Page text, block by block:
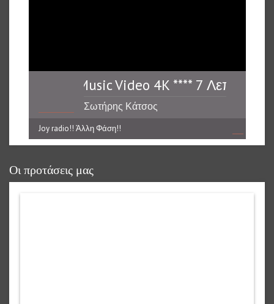
I Official Music Video 4K **** 7 Λεπτά I
Σωτήρης Κάτσος
Joy radio!! Άλλη Φάση!!
reading data...
Οι προτάσεις μας